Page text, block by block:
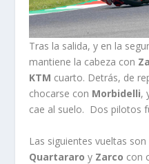
Tras la salida, y en la
mantiene la cabeza con
KTM cuarto. Detrás, de
chocarse con Morbidelli,
cae al suelo. Dos pilotos
Las siguientes vueltas
Quartararoy Zarco con